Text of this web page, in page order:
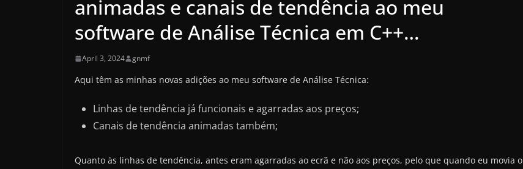
animadas e canais de tendência ao meu
software de Análise Técnica em C++…
April 3, 2024 gnmf
Aqui têm as minhas novas adições ao meu software de Análise Técnica:
Linhas de tendência já funcionais e agarradas aos preços;
Canais de tendência animadas também;
Quanto às linhas de tendência, antes eram agarradas ao ecrã e não aos preços, pelo que quando eu movia o